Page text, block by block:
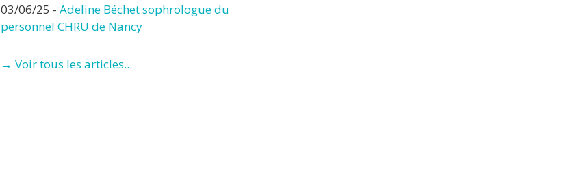
03/06/25 - Adeline Béchet sophrologue du
personnel CHRU de Nancy
→ Voir tous les articles...